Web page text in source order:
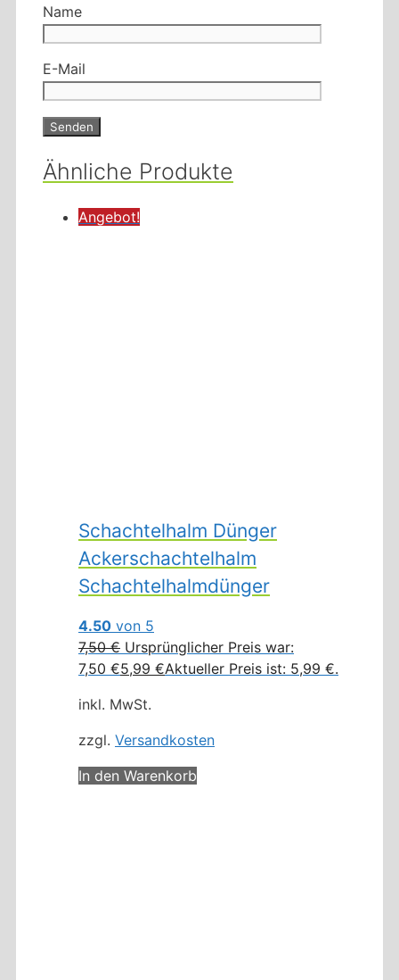
Name
E-Mail
Ähnliche Produkte
Angebot!
Schachtelhalm Dünger
Ackerschachtelhalm
Schachtelhalmdünger
4.50 von 5
7,50€ Ursprünglicher Preis war:
7,50 €5,99 €Aktueller Preis ist: 5,99 €.
inkl. MwSt.
zzgl. Versandkosten
In den Warenkorb